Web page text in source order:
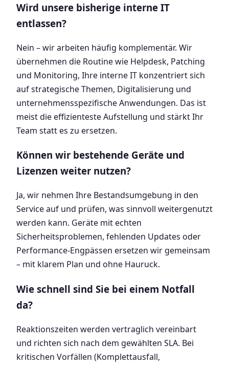
Wird unsere bisherige interne IT
entlassen?
Nein – wir arbeiten häufig komplementär. Wir
übernehmen die Routine wie Helpdesk, Patching
und Monitoring, Ihre interne IT konzentriert sich
auf strategische Themen, Digitalisierung und
unternehmensspezifische Anwendungen. Das ist
meist die effizienteste Aufstellung und stärkt Ihr
Team statt es zu ersetzen.
Können wir bestehende Geräte und
Lizenzen weiter nutzen?
Ja, wir nehmen Ihre Bestandsumgebung in den
Service auf und prüfen, was sinnvoll weitergenutzt
werden kann. Geräte mit echten
Sicherheitsproblemen, fehlenden Updates oder
Performance-Engpässen ersetzen wir gemeinsam
– mit klarem Plan und ohne Hauruck.
Wie schnell sind Sie bei einem Notfall
da?
Reaktionszeiten werden vertraglich vereinbart
und richten sich nach dem gewählten SLA. Bei
kritischen Vorfällen (Komplettausfall,